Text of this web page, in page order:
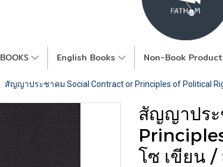
BOOKS English Books Non-Book
สัญญาประชาคม Social Contract or Principles of
สัญญาปร
โซ เขียน